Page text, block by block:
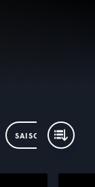
SAISON 4